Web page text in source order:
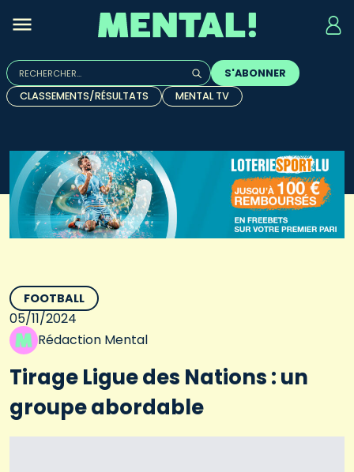
Rechercher :
Quand les résultats de l'auto-complétion sont
S'ABONNER
CLASSEMENTS/RÉSULTATS
MENTAL TV
FOOTBALL
05/11/2024
Rédaction Mental
Tirage Ligue des Nations : un
groupe abordable